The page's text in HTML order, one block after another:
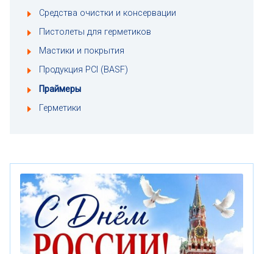
Средства очистки и консервации
Пистолеты для герметиков
Мастики и покрытия
Продукция PCI (BASF)
Праймеры
Герметики